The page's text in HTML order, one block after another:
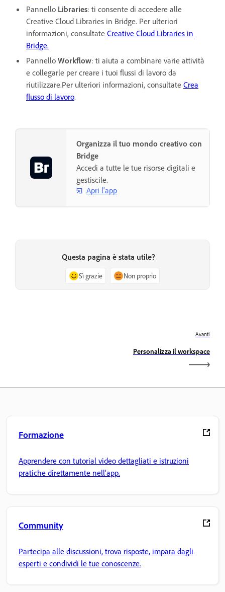
Pannello Libraries: ti consente di accedere alle
Creative Cloud Libraries in Bridge. Per ulteriori
informazioni, consultate Creative Cloud Libraries in
Bridge.
Pannello Workflow: ti aiuta a combinare varie attività
e collegarle per creare i tuoi flussi di lavoro da
riutilizzare.Per ulteriori informazioni, consultate Crea
flusso di lavoro.
Organizza il tuo mondo creativo con
Bridge
Accedi a tutte le tue risorse digitali e
gestiscile.
Apri l'app
Questa pagina è stata utile?
Sì grazie Non proprio
Avanti
Personalizza il workspace
Formazione
Apprendere con tutorial video dettagliati e istruzioni
pratiche direttamente nell'app.
Community
Partecipa alle discussioni, trova risposte, impara dagli
esperti e condividi le tue conoscenze.